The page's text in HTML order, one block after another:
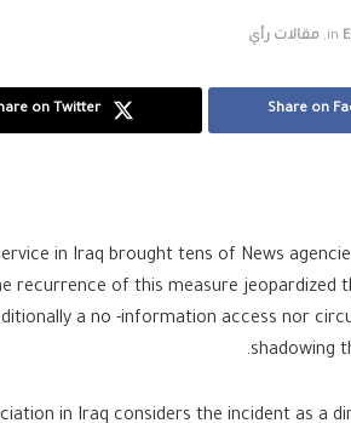
in
, مقالات رأي
Share on
on Twitter
in Iraq brought tens of News
recurrence of this measure jeopardized
a no -information access nor
shadowing
in Iraq considers the incident as a